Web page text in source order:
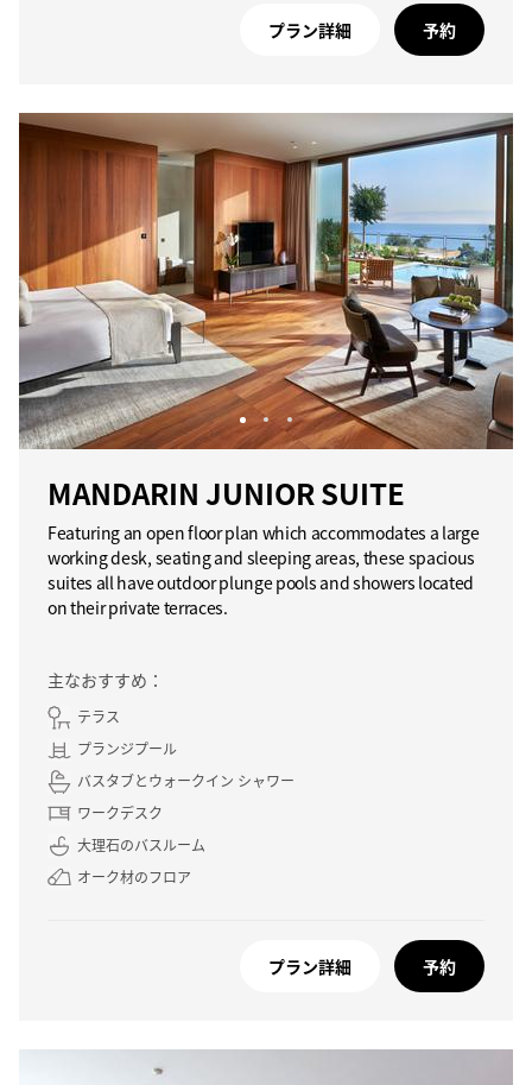
プラン詳細 予約
MANDARIN JUNIOR SUITE
Featuring an open floor plan which accommodates a large
working desk, seating and sleeping areas, these spacious
suites all have outdoor plunge pools and showers located
on their private terraces.
主なおすすめ：
テラス
プランジプール
バスタブとウォークイン シャワー
ワークデスク
大理石のバスルーム
オーク材のフロア
プラン詳細 予約